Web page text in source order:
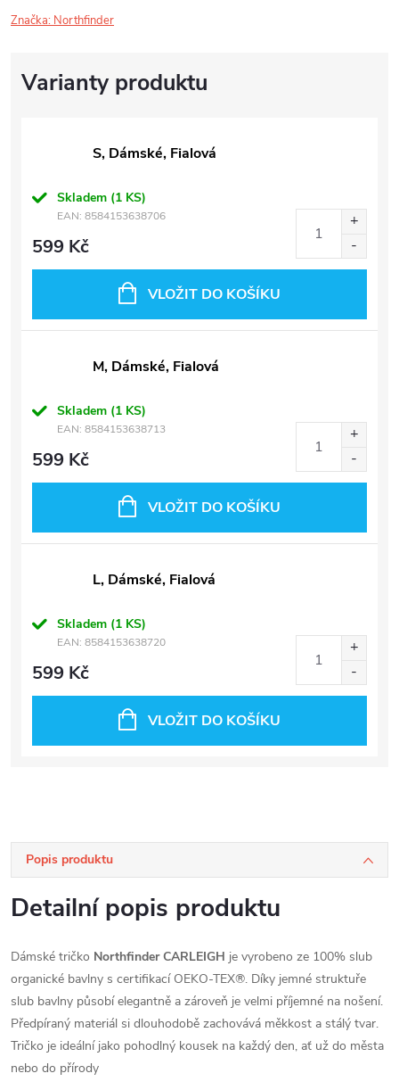
Značka: Northfinder
S, Dámské, Fialová
Skladem (1 KS)
EAN: 8584153638706
599 Kč
VLOŽIT DO KOŠÍKU
M, Dámské, Fialová
Skladem (1 KS)
EAN: 8584153638713
599 Kč
VLOŽIT DO KOŠÍKU
L, Dámské, Fialová
Skladem (1 KS)
EAN: 8584153638720
599 Kč
VLOŽIT DO KOŠÍKU
Popis produktu
Detailní popis produktu
Dámské tričko Northfinder CARLEIGH je vyrobeno ze 100% slub
organické bavlny s certifikací OEKO-TEX®. Díky jemné struktuře
slub bavlny působí elegantně a zároveň je velmi příjemné na nošení.
Předpíraný materiál si dlouhodobě zachovává měkkost a stálý tvar.
Tričko je ideální jako pohodlný kousek na každý den, ať už do města
nebo do přírody